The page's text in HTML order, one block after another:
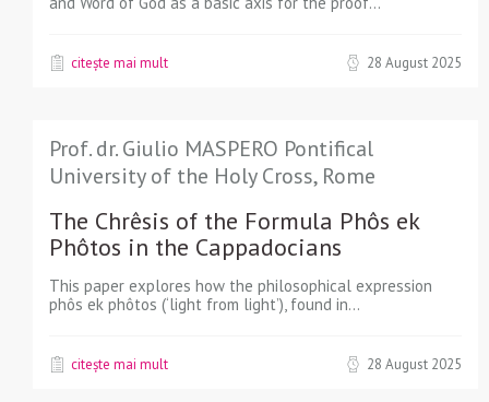
citește mai mult 28 August 2025
Prof. dr. Giulio MASPERO Pontifical
University of the Holy Cross, Rome
The Chrêsis of the Formula Phôs ek
Phôtos in the Cappadocians
This paper explores how the philosophical expression
phôs ek phôtos (‘light from light’), found in...
citește mai mult 28 August 2025